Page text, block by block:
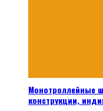
Монотроллейные
конструкции,